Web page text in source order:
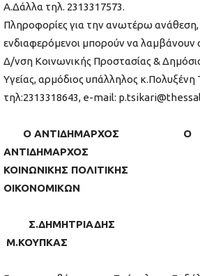
Α.Δάλλα τηλ. 2313317573.
Πληροφορίες για την ανωτέρω ανάθεση,
ενδιαφερόμενοι μπορούν να λαμβάνουν
Δ/νση Κοινωνικής Προστασίας &
Υγείας, αρμόδιος υπάλληλος κ.Πολυξένη
τηλ:2313318643, e-mail:
Ο ΑΝΤΙΔΗΜΑΡΧΟΣ Ο
ΑΝΤΙΔΗΜΑΡΧΟΣ
ΚΟΙΝΩΝΙΚΗΣ ΠΟΛΙΤΙΚΗΣ
ΟΙΚΟΝΟΜΙΚΩΝ
Σ.ΔΗΜΗΤΡΙΑΔΗΣ
M.ΚΟΥΠΚΑΣ